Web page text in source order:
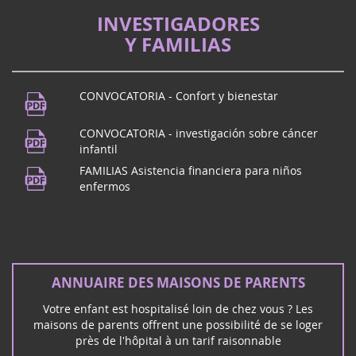
un aller/retour entre l'Assemblée nationale, pour
améliorer l'accompagnement des familles d'enfants
gravement malades et handicapées, r...
Février 2026
21
juin
2024
Beaumont! Para celebrar la música, la
Maison des Beaumontois a partir de las
16
2024
Concierto de rock en Mérignac (33)
El grupo de rock Unwanted se reunirá con
usted en Mérignac el sábado 16 de marzo
para un concierto de rock y solidaridad:
INVESTIGADORES
Y FAMILIAS
CONVOCATORIA - Confort y bienestar
CONVOCATORIA - investigación sobre cáncer
infantil
FAMILIAS Asistencia financiera para niños
enfermos
ANNUAIRE DES MAISONS DE PARENTS
Votre enfant est hospitalisé loin de chez vous ? Les
maisons de parents offrent une possibilité de se loger
près de l'hôpital à un tarif raisonnable